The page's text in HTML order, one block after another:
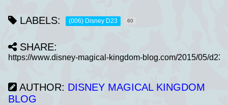
LABELS: (006) Disney D23 60
SHARE:
AUTHOR: DISNEY MAGICAL KINGDOM
BLOG